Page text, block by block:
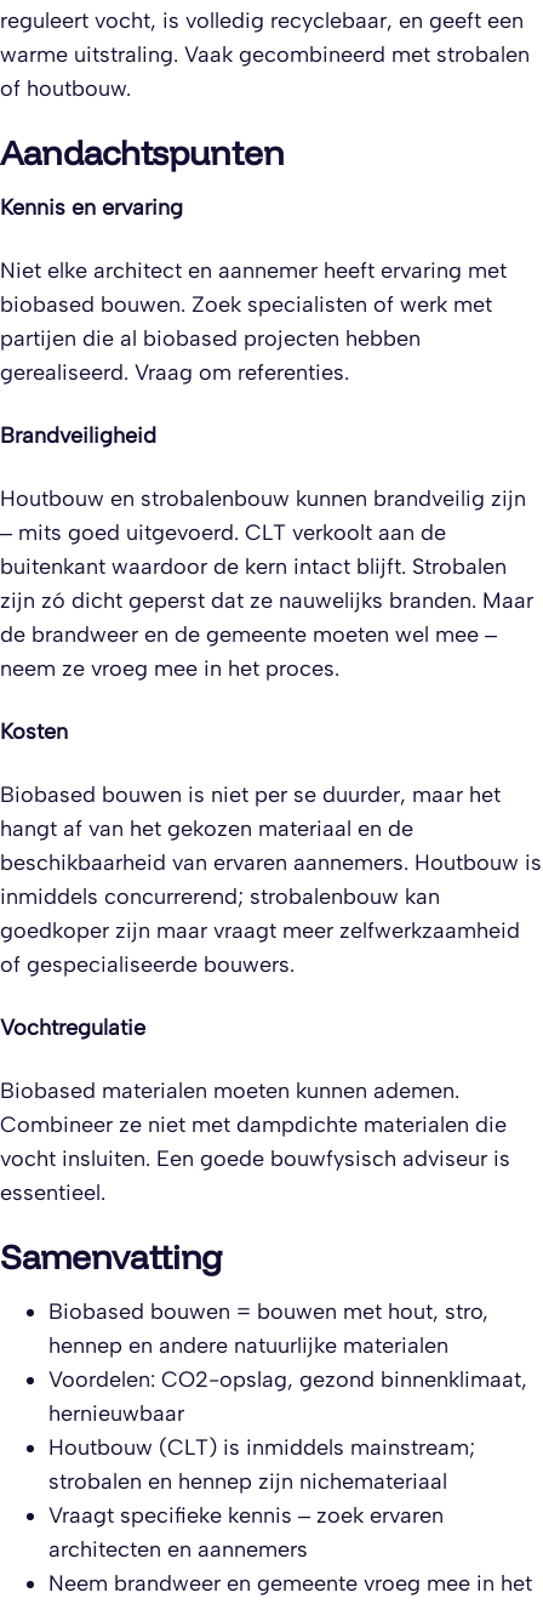
reguleert vocht, is volledig recyclebaar, en geeft een
warme uitstraling. Vaak gecombineerd met strobalen
of houtbouw.
Aandachtspunten
Kennis en ervaring
Niet elke architect en aannemer heeft ervaring met
biobased bouwen. Zoek specialisten of werk met
partijen die al biobased projecten hebben
gerealiseerd. Vraag om referenties.
Brandveiligheid
Houtbouw en strobalenbouw kunnen brandveilig zijn
– mits goed uitgevoerd. CLT verkoolt aan de
buitenkant waardoor de kern intact blijft. Strobalen
zijn zó dicht geperst dat ze nauwelijks branden. Maar
de brandweer en de gemeente moeten wel mee –
neem ze vroeg mee in het proces.
Kosten
Biobased bouwen is niet per se duurder, maar het
hangt af van het gekozen materiaal en de
beschikbaarheid van ervaren aannemers. Houtbouw is
inmiddels concurrerend; strobalenbouw kan
goedkoper zijn maar vraagt meer zelfwerkzaamheid
of gespecialiseerde bouwers.
Vochtregulatie
Biobased materialen moeten kunnen ademen.
Combineer ze niet met dampdichte materialen die
vocht insluiten. Een goede bouwfysisch adviseur is
essentieel.
Samenvatting
Biobased bouwen = bouwen met hout, stro,
hennep en andere natuurlijke materialen
Voordelen: CO2-opslag, gezond binnenklimaat,
hernieuwbaar
Houtbouw (CLT) is inmiddels mainstream;
strobalen en hennep zijn nichemateriaal
Vraagt specifieke kennis – zoek ervaren
architecten en aannemers
Neem brandweer en gemeente vroeg mee in het